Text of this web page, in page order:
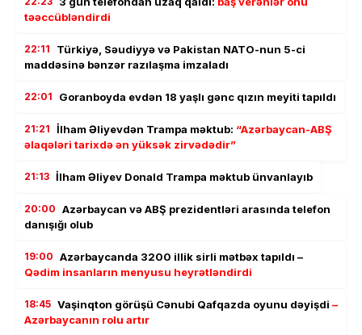
təəccübləndirdi
22:11
Türkiyə, Səudiyyə və Pakistan NATO-nun 5-ci
maddəsinə bənzər razılaşma imzaladı
22:01 Goranboyda evdən 18 yaşlı gənc qızın meyiti tapıldı
21:21 İlham Əliyevdən Trampa məktub: “Azərbaycan-ABŞ
əlaqələri tarixdə ən yüksək zirvədədir”
21:13 İlham Əliyev Donald Trampa məktub ünvanlayıb
20:00 Azərbaycan və ABŞ prezidentləri arasında telefon
danışığı olub
19:00 Azərbaycanda 3200 illik sirli mətbəx tapıldı –
Qədim insanların menyusu heyrətləndirdi
18:45 Vaşinqton görüşü Cənubi Qafqazda oyunu dəyişdi –
Azərbaycanın rolu artır